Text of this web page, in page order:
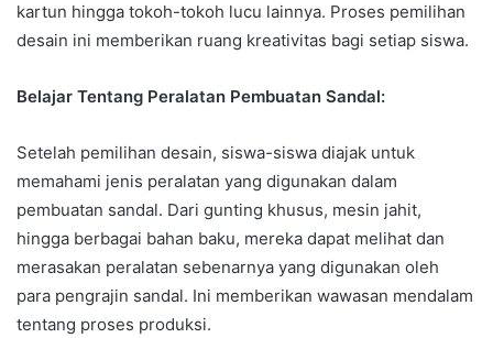
kartun hingga tokoh-tokoh lucu lainnya. Proses pemilihan
desain ini memberikan ruang kreativitas bagi setiap siswa.
Belajar Tentang Peralatan Pembuatan Sandal:
Setelah pemilihan desain, siswa-siswa diajak untuk
memahami jenis peralatan yang digunakan dalam
pembuatan sandal. Dari gunting khusus, mesin jahit,
hingga berbagai bahan baku, mereka dapat melihat dan
merasakan peralatan sebenarnya yang digunakan oleh
para pengrajin sandal. Ini memberikan wawasan mendalam
tentang proses produksi.